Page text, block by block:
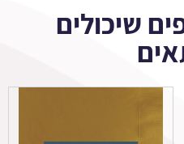
שיכולים